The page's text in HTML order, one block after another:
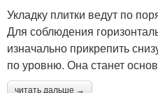
Укладку плитки ведут по
Для соблюдения
изначально прикрепить
по уровню. Она станет
читать дальше →